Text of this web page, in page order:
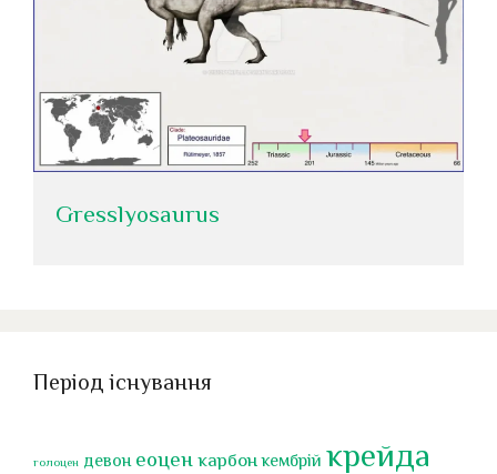
Gresslyosaurus
Період існування
голоцен девон еоцен карбон кембрій крейда